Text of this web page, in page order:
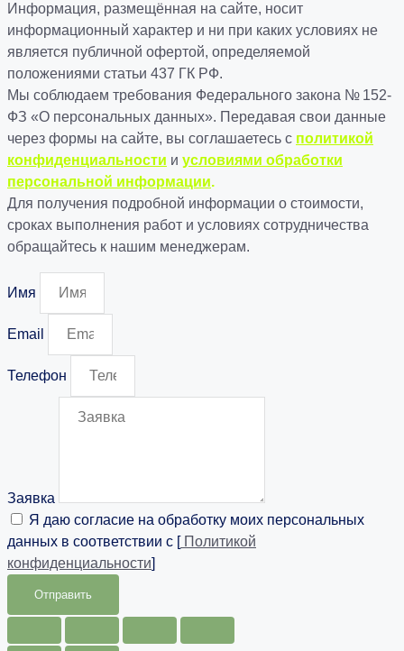
Информация, размещённая на сайте, носит
информационный характер и ни при каких условиях не
является публичной офертой, определяемой
положениями статьи 437 ГК РФ.
Мы соблюдаем требования Федерального закона № 152-
ФЗ «О персональных данных». Передавая свои данные
через формы на сайте, вы соглашаетесь с политикой
конфиденциальности и условиями обработки
персональной информации.
Для получения подробной информации о стоимости,
сроках выполнения работ и условиях сотрудничества
обращайтесь к нашим менеджерам.
Имя
Email
Телефон
Заявка
Я даю согласие на обработку моих персональных
данных в соответствии с [Политикой
конфиденциальности]
Отправить